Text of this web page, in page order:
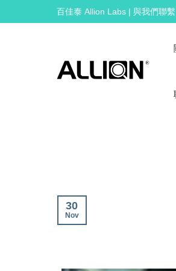
to
百佳泰 Allion Labs | 與我們聯繫
30
Nov